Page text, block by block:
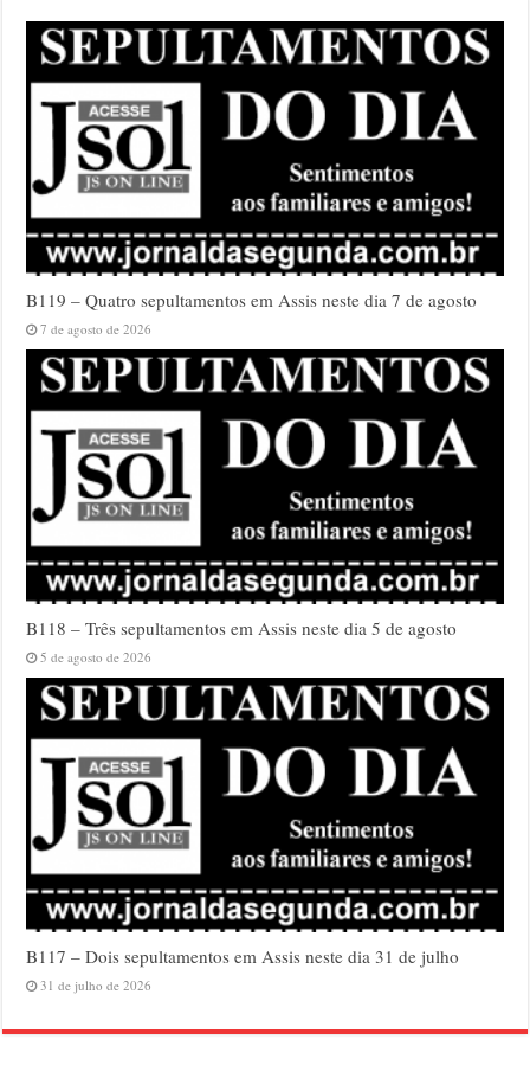
B119 – Quatro sepultamentos em Assis neste dia 7 de agosto
7 de agosto de 2026
B118 – Três sepultamentos em Assis neste dia 5 de agosto
5 de agosto de 2026
B117 – Dois sepultamentos em Assis neste dia 31 de julho
31 de julho de 2026